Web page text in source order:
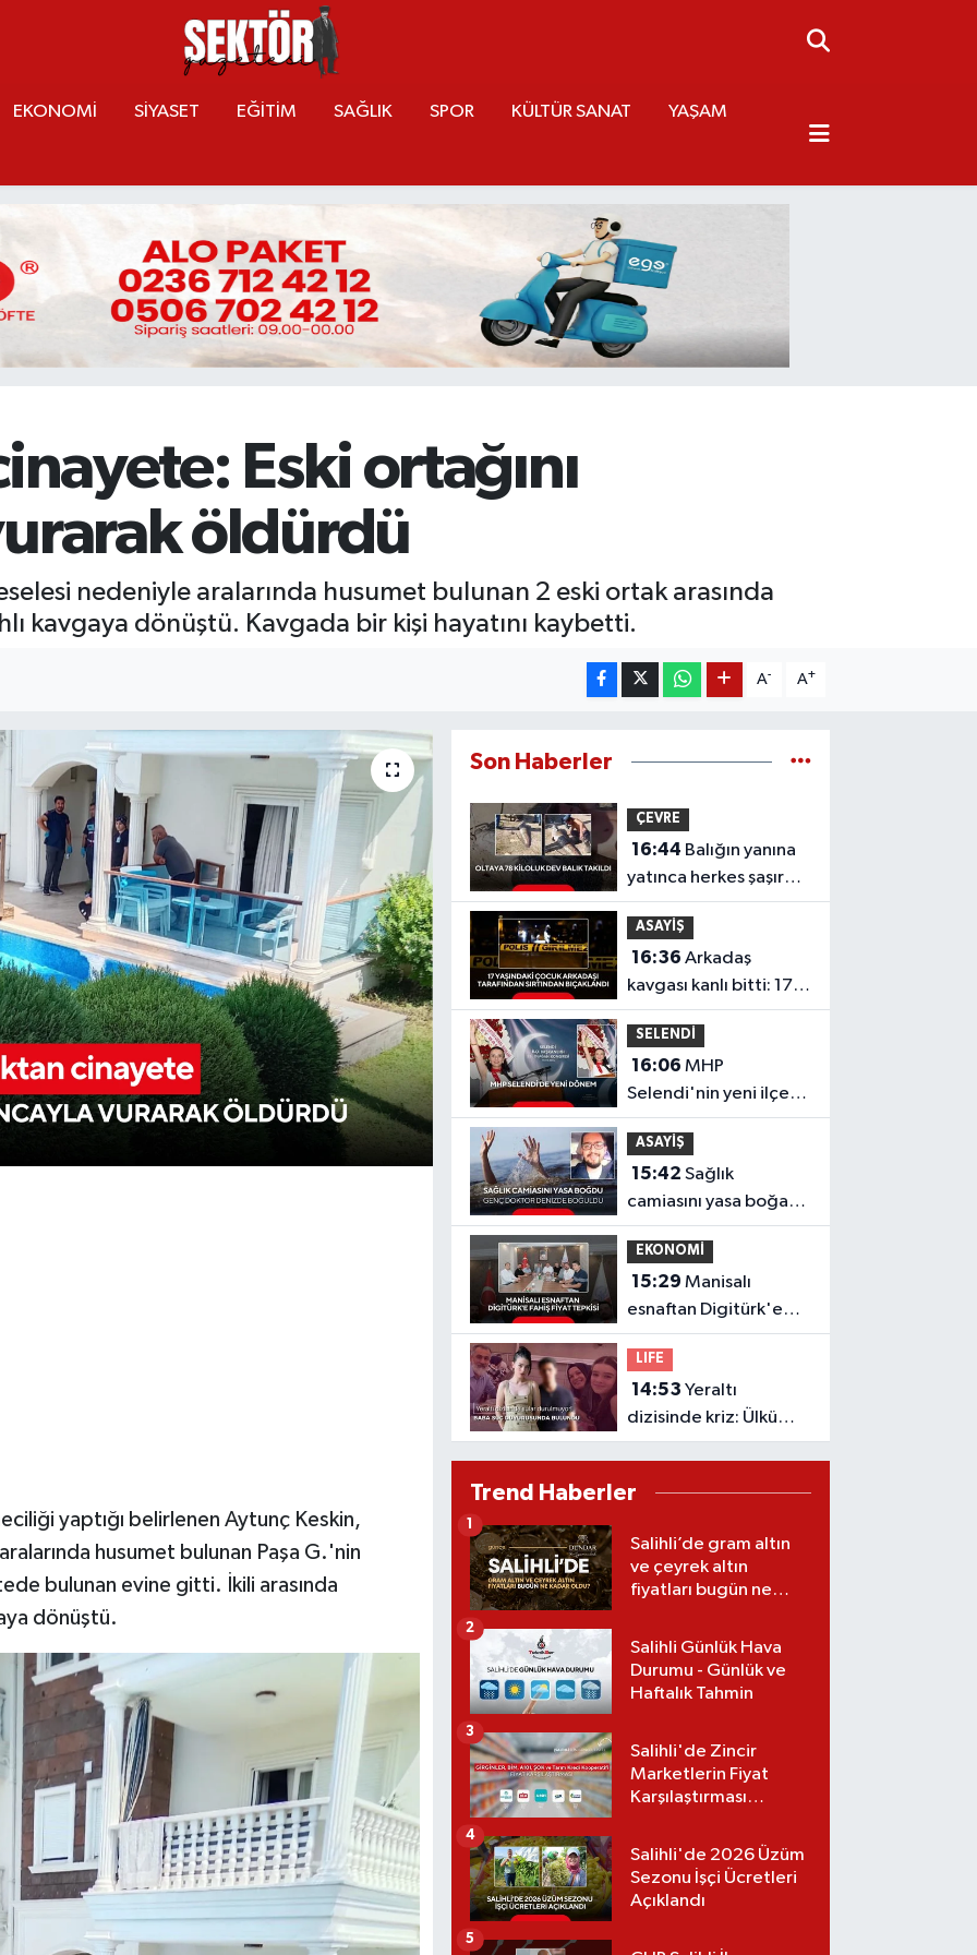
EKONOMİ SİYASET EĞİTİM SAĞLIK SPOR KÜLTÜR SANAT YAŞAM
Eski ortağını
öldürdü
nedeniyle aralarında husumet bulunan 2 eski ortak arasında
kavgaya dönüştü. Kavgada bir kişi hayatını kaybetti.
A- A+
yaptığı belirlenen Aytunç Keskin,
husumet bulunan Paşa G.'nin
bulunan evine gitti. İkili arasında
dönüştü.
Son Haberler
ÇEVRE
16:44
yatınca herkes şaşırdı!
Oltaya takılan 190
santimlik dev yayın
balığı
ASAYİŞ
16:36 Arkadaş
kavgası kanlı bitti: 17
yaşındaki çocuk
sırtından bıçaklandı
SELENDİ
16:06 MHP
Selendi'nin yeni ilçe
başkanı Hafize Gürcan
oldu
ASAYİŞ
15:42 Sağlık
camiasını yasa boğan
acı haber: Genç
doktor denizde
boğuldu
EKONOMİ
15:29 Manisalı
esnaftan Digitürk'e
fahiş fiyat isyanı
LIFE
14:53 Yeraltı
dizisinde kriz: Ülkü
Hilal Çiftçi'nin
Çelebi ve OnTalent
suç duyurusu
Trend Haberler
Salihli’de gram altın
ve çeyrek altın
fiyatları bugün ne
(06.08.2026)
1
Salihli Günlük Hava
Durumu - Günlük ve
Haftalık Tahmin
2
Salihli'de Zincir
Marketlerin Fiyat
Karşılaştırması
3
Salihli'de 2026 Üzüm
Sezonu İşçi Ücretleri
Açıklandı
4
5